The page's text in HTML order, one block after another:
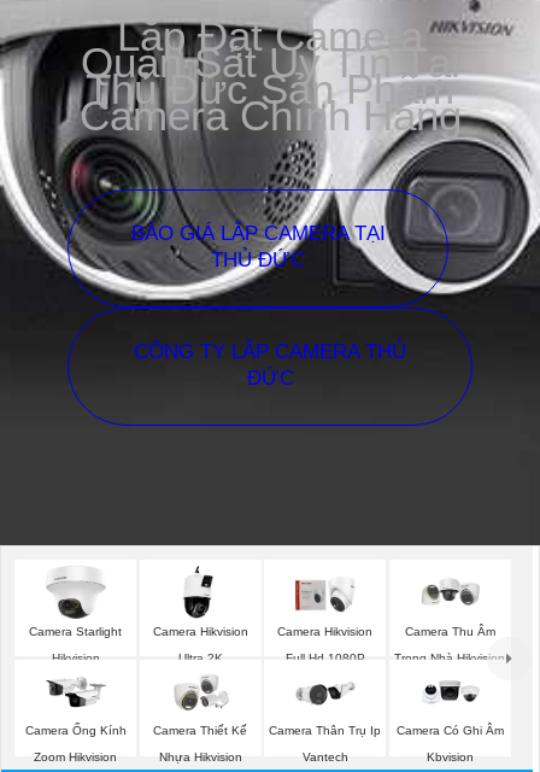
Lắp Đặt Camera
Quan Sát Uy Tín Tại
Thủ Đức Sản Phẩm
Camera Chính Hãng
BÁO GIÁ LẮP CAMERA TẠI
THỦ ĐỨC
CÔNG TY LẮP CAMERA THỦ
ĐỨC
Camera Starlight
Hikvision
Camera Hikvision
Ultra 2K
Camera Hikvision
Full Hd 1080P
Camera Thu Âm
Trong Nhà Hikvision
Camera Ống Kính
Zoom Hikvision
Camera Thiết Kế
Nhựa Hikvision
Camera Thân Trụ Ip
Vantech
Camera Có Ghi Âm
Kbvision